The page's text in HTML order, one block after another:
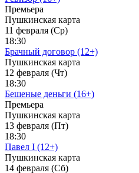
Премьера
Пушкинская карта
11 февраля (Ср)
18:30
Брачный договор (12+)
Пушкинская карта
12 февраля (Чт)
18:30
Бешеные деньги (16+)
Премьера
Пушкинская карта
13 февраля (Пт)
18:30
Павел I (12+)
Пушкинская карта
14 февраля (Сб)